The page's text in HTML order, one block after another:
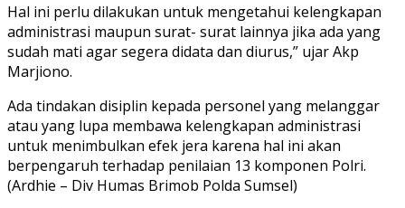
Hal ini perlu dilakukan untuk mengetahui kelengkapan
administrasi maupun surat- surat lainnya jika ada yang
sudah mati agar segera didata dan diurus,” ujar Akp
Marjiono.
Ada tindakan disiplin kepada personel yang melanggar
atau yang lupa membawa kelengkapan administrasi
untuk menimbulkan efek jera karena hal ini akan
berpengaruh terhadap penilaian 13 komponen Polri.
(Ardhie – Div Humas Brimob Polda Sumsel)